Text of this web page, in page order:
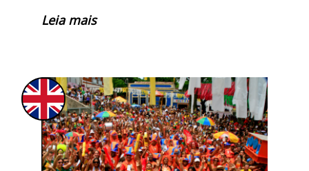
Leia mais